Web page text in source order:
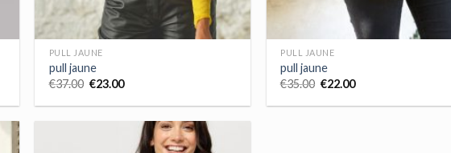
PULL JAUNE
pull jaune
€37.00 €23.00
PULL JAUNE
pull jaune
€35.00 €22.00